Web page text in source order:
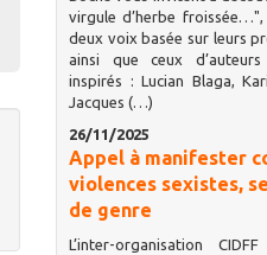
virgule d’herbe
deux voix basée sur leurs
ainsi que ceux
inspirés : Lucian Blaga,
Jacques (…)
26/11/2025
Appel à manifester
violences sexistes,
de genre
L’inter-organisation